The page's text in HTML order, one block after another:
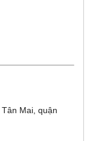
Mai, quận